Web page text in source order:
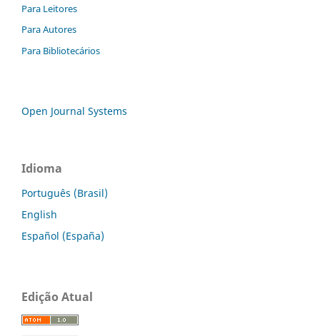
Para Leitores
Para Autores
Para Bibliotecários
Open Journal Systems
Idioma
Português (Brasil)
English
Español (España)
Edição Atual